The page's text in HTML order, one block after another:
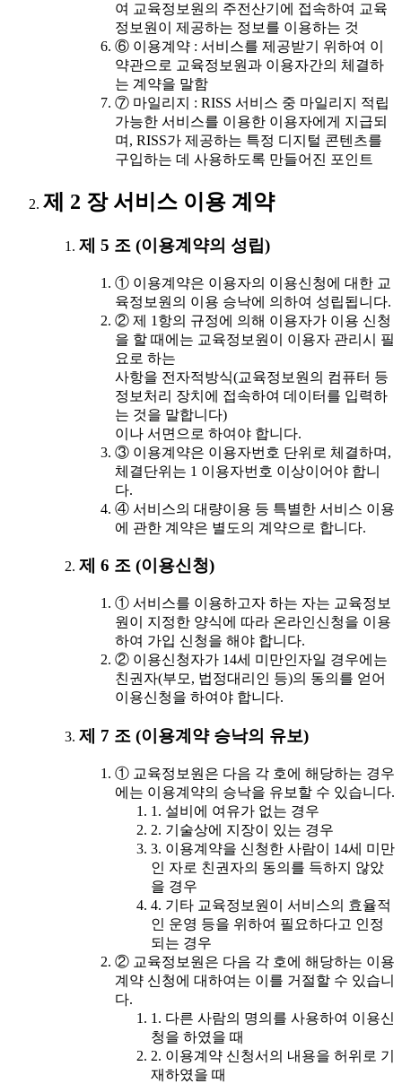
여 교육정보원의 주전산기에 접속하여 교육
정보원이 제공하는 정보를 이용하는 것
⑥ 이용계약 : 서비스를 제공받기 위하여 이
약관으로 교육정보원과 이용자간의 체결하
는 계약을 말함
⑦ 마일리지 : RISS 서비스 중 마일리지 적립
가능한 서비스를 이용한 이용자에게 지급되
며, RISS가 제공하는 특정 디지털 콘텐츠를
구입하는 데 사용하도록 만들어진 포인트
제 2 장 서비스 이용 계약
제 5 조 (이용계약의 성립)
① 이용계약은 이용자의 이용신청에 대한 교
육정보원의 이용 승낙에 의하여 성립됩니다.
② 제 1항의 규정에 의해 이용자가 이용 신청
을 할 때에는 교육정보원이 이용자 관리시 필
요로 하는
사항을 전자적방식(교육정보원의 컴퓨터 등
정보처리 장치에 접속하여 데이터를 입력하
는 것을 말합니다)
이나 서면으로 하여야 합니다.
③ 이용계약은 이용자번호 단위로 체결하며,
체결단위는 1 이용자번호 이상이어야 합니
다.
④ 서비스의 대량이용 등 특별한 서비스 이용
에 관한 계약은 별도의 계약으로 합니다.
제 6 조 (이용신청)
① 서비스를 이용하고자 하는 자는 교육정보
원이 지정한 양식에 따라 온라인신청을 이용
하여 가입 신청을 해야 합니다.
② 이용신청자가 14세 미만인자일 경우에는
친권자(부모, 법정대리인 등)의 동의를 얻어
이용신청을 하여야 합니다.
제 7 조 (이용계약 승낙의 유보)
① 교육정보원은 다음 각 호에 해당하는 경우
에는 이용계약의 승낙을 유보할 수 있습니다.
1. 설비에 여유가 없는 경우
2. 기술상에 지장이 있는 경우
3. 이용계약을 신청한 사람이 14세 미만
인 자로 친권자의 동의를 득하지 않았
을 경우
4. 기타 교육정보원이 서비스의 효율적
인 운영 등을 위하여 필요하다고 인정
되는 경우
② 교육정보원은 다음 각 호에 해당하는 이용
계약 신청에 대하여는 이를 거절할 수 있습니
다.
1. 다른 사람의 명의를 사용하여 이용신
청을 하였을 때
2. 이용계약 신청서의 내용을 허위로 기
재하였을 때